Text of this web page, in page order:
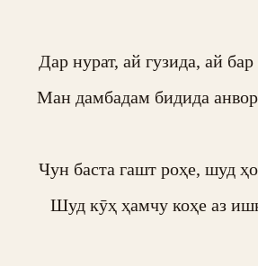
Дар нурат, ай гузида, ай
Ман дамбадам бидида
Чун баста гашт роҳе, шуд
Шуд кӯҳ ҳамчу коҳе аз